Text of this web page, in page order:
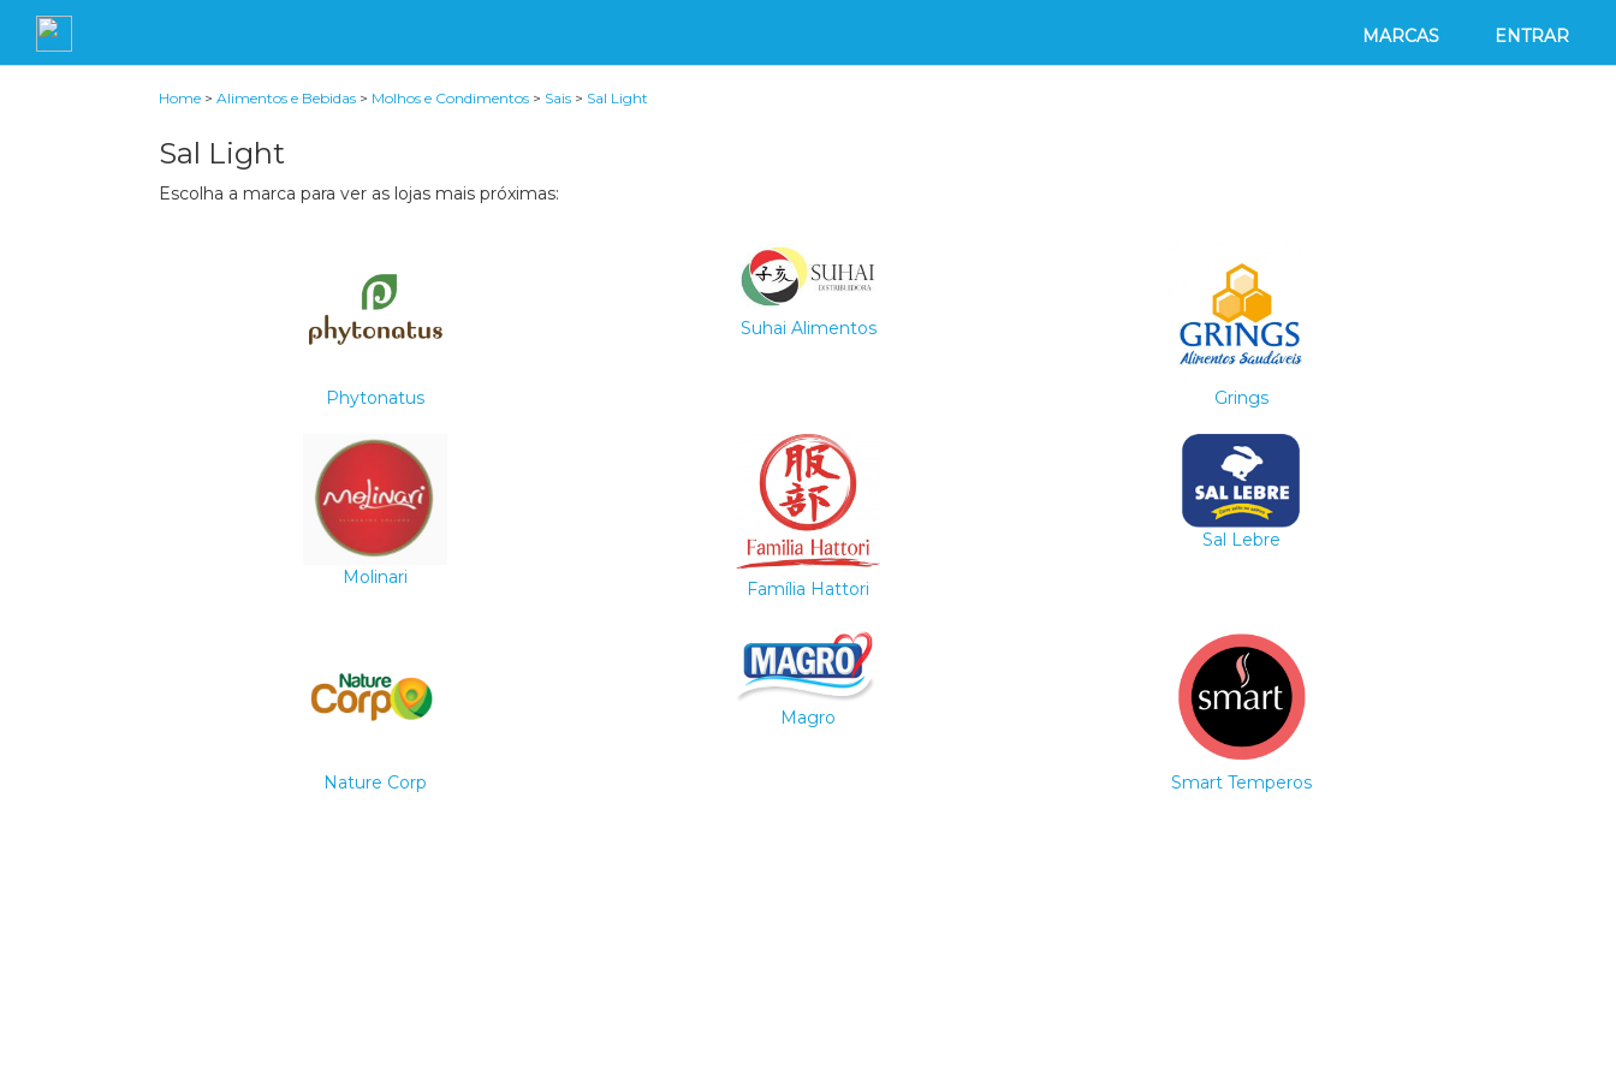
MARCAS ENTRAR
Home > Alimentos e Bebidas > Molhos e Condimentos > Sais > Sal Light
Sal Light
Escolha a marca para ver as lojas mais próximas:
Phytonatus
Suhai Alimentos
Grings
Molinari
Família Hattori
Sal Lebre
Nature Corp
Magro
Smart Temperos